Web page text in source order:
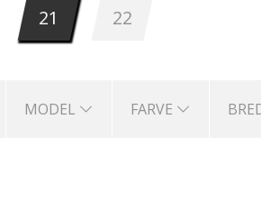
21 22
MODEL FARVE